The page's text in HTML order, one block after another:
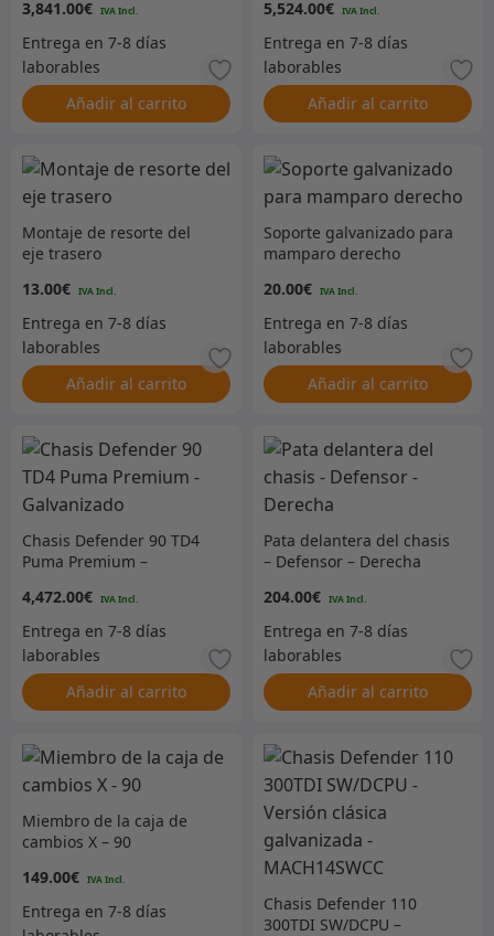
3,841.00€
Añadir al carrito
5,524.00€
Añadir al carrito
Montaje de resorte del
eje trasero
13.00€
Añadir al carrito
Soporte galvanizado para
mamparo derecho
20.00€
Añadir al carrito
Chasis Defender 90 TD4
Puma Premium –
4,472.00€
Añadir al carrito
Pata delantera del chasis
– Defensor – Derecha
204.00€
Añadir al carrito
Miembro de la caja de
cambios X – 90
149.00€
Chasis Defender 110
300TDI SW/DCPU –